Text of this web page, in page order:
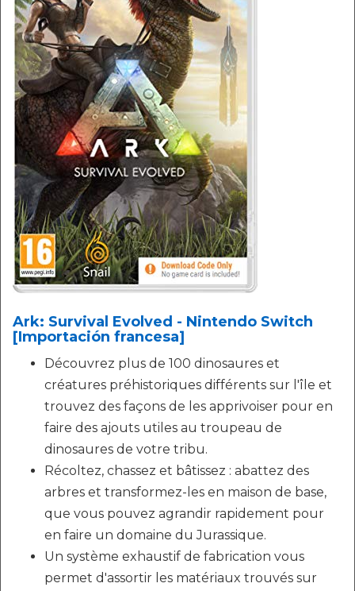
Ark: Survival Evolved - Nintendo Switch
[Importación francesa]
Découvrez plus de 100 dinosaures et
créatures préhistoriques différents sur l'île et
trouvez des façons de les apprivoiser pour en
faire des ajouts utiles au troupeau de
dinosaures de votre tribu.
Récoltez, chassez et bâtissez : abattez des
arbres et transformez-les en maison de base,
que vous pouvez agrandir rapidement pour
en faire un domaine du Jurassique.
Un système exhaustif de fabrication vous
permet d'assortir les matériaux trouvés sur